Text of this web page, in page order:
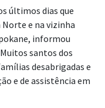
últimos dias que
e na vizinha
informou
santos dos
desabrigadas e
e de assistência em